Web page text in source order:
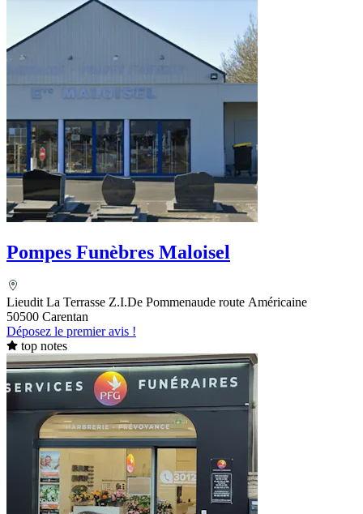
Pompes Funèbres Maloisel
Lieudit La Terrasse Z.I.De Pommenaude route Américaine
50500 Carentan
Déposez le premier avis !
top notes